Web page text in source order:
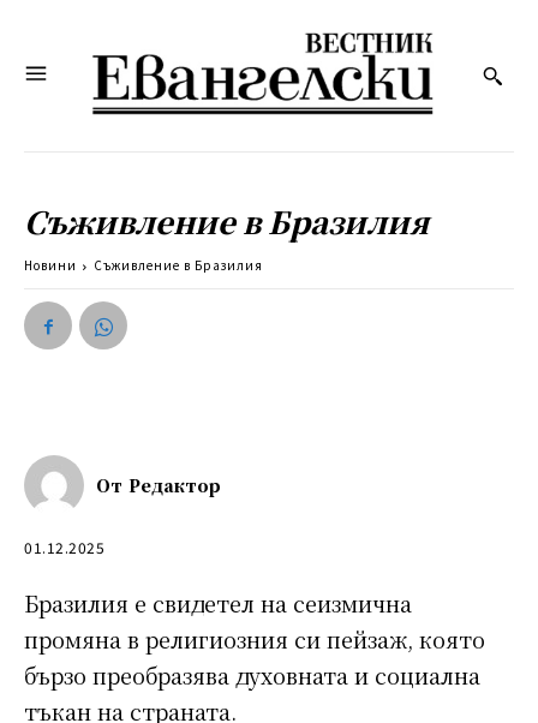
Съживление в Бразилия
Новини Съживление в Бразилия
От Редактор
01.12.2025
Бразилия е свидетел на сеизмична
промяна в религиозния си пейзаж, която
бързо преобразява духовната и социална
тъкан на страната.